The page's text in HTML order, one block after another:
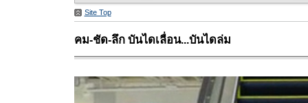
Site Top
คม-ชัด-ลึก บันไดเลื่อน...บันไดล่ม